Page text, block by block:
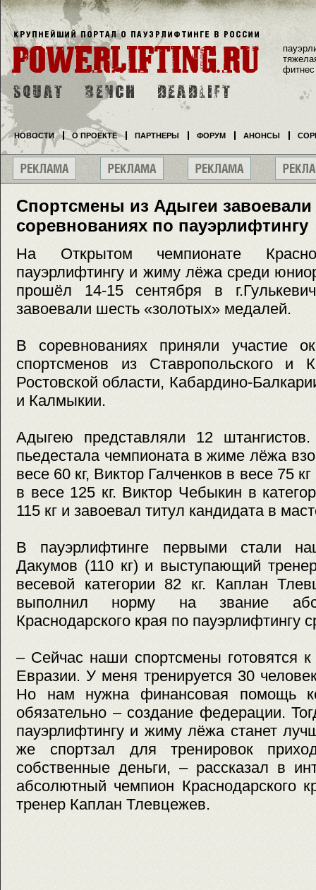
Спортсмены из Адыгеи завоевали
соревнованиях по пауэрлифтингу
На Открытом чемпионате
пауэрлифтингу и жиму лёжа среди
прошёл 14-15 сентября в
завоевали шесть «золотых» медалей.
В соревнованиях приняли участие
спортсменов из Ставропольского и
Ростовской области, Кабардино-
и Калмыкии.
Адыгею представляли 12
пьедестала чемпионата в жиме лёжа
весе 60 кг, Виктор Галченков в весе 75
в весе 125 кг. Виктор Чебыкин в
115 кг и завоевал титул кандидата в
В пауэрлифтинге первыми стали
Дакумов (110 кг) и выступающий
весевой категории 82 кг. Каплан
выполнил норму на звание
Краснодарского края по пауэрлифтингу
– Сейчас наши спортсмены готовятся
Евразии. У меня тренируется 30
Но нам нужна финансовая помощь
обязательно – создание федерации.
пауэрлифтингу и жиму лёжа станет
же спортзал для тренировок
собственные деньги, – рассказал в
абсолютный чемпион Краснодарского
тренер Каплан Тлевцежев.
фитнес
НОВОСТИ О ПРОЕКТЕ ПАРТНЕРЫ ФОРУМ АНОНСЫ